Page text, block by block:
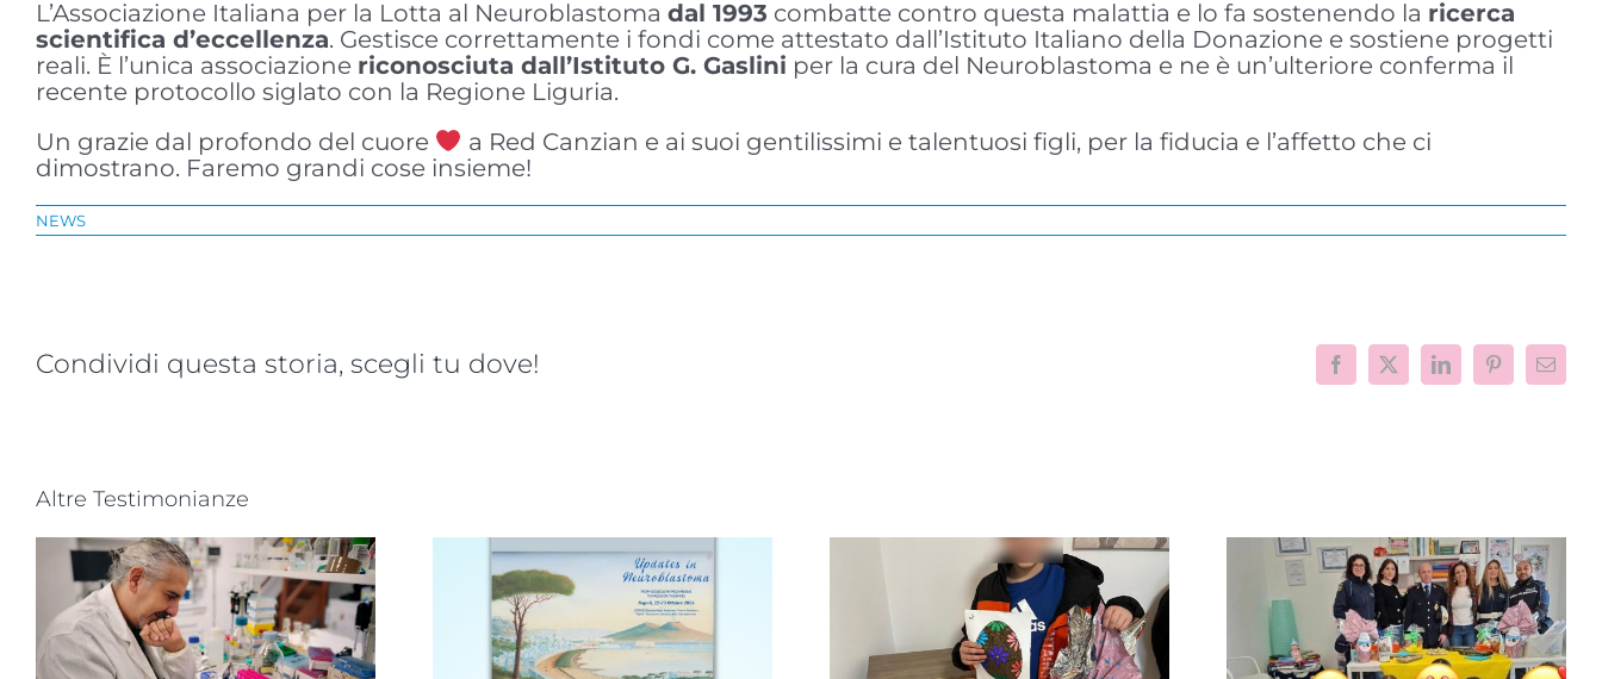
L’Associazione Italiana per la Lotta al Neuroblastoma dal 1993 combatte contro questa malattia e lo fa sostenendo la ricerca
scientifica d’eccellenza. Gestisce correttamente i fondi come attestato dall’Istituto Italiano della Donazione e sostiene progetti
reali. È l’unica associazione riconosciuta dall’Istituto G. Gaslini per la cura del Neuroblastoma e ne è un’ulteriore conferma il
recente protocollo siglato con la Regione Liguria.
Un grazie dal profondo del cuore
a Red Canzian e ai suoi gentilissimi e talentuosi figli, per la fiducia e l’affetto che ci
dimostrano. Faremo grandi cose insieme!
NEWS
Condividi questa storia, scegli tu dove! Facebook
X LinkedInPinterestEmail
Altre Testimonianze
Avellino, infanzia al
Infanzia al centro,
Progetto “VAMOLAA,